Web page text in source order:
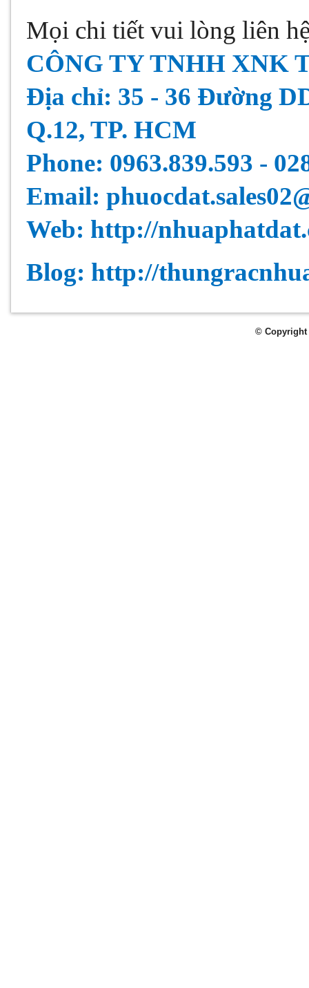
Mọi chi tiết vui lòng liên
CÔNG TY TNHH XNK
Địa chỉ: 35 - 36 Đường
Q.12, TP. HCM
Phone: 0963.839.593 -
Email:
Web: http://
Blog: http://
© Copyright